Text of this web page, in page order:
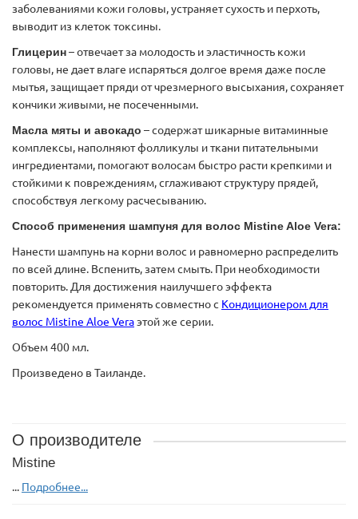
заболеваниями кожи головы, устраняет сухость и перхоть,
выводит из клеток токсины.
Глицерин– отвечает за молодость и эластичность кожи
головы, не дает влаге испаряться долгое время даже после
мытья, защищает пряди от чрезмерного высыхания, сохраняет
кончики живыми, не посеченными.
Масла мяты и авокадо – содержат шикарные витаминные
комплексы, наполняют фолликулы и ткани питательными
ингредиентами, помогают волосам быстро расти крепкими и
стойкими к повреждениям, сглаживают структуру прядей,
способствуя легкому расчесыванию.
Способ применения шампуня для волос Mistine Aloe Vera:
Нанести шампунь на корни волос и равномерно распределить
по всей длине. Вспенить, затем смыть. При необходимости
повторить. Для достижения наилучшего эффекта
рекомендуется применять совместно с Кондиционером для
волос Mistine Aloe Veraэтой же серии.
Объем 400 мл.
Произведено в Таиланде.
О производителе
Mistine
... Подробнее...